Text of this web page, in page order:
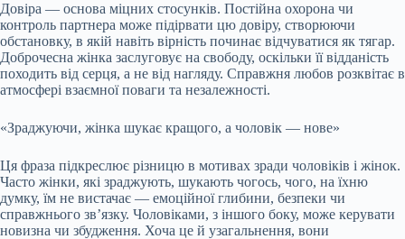
Довіра — основа міцних стосунків. Постійна охорона чи
контроль партнера може підірвати цю довіру, створюючи
обстановку, в якій навіть вірність починає відчуватися як тягар.
Доброчесна жінка заслуговує на свободу, оскільки її відданість
походить від серця, а не від нагляду. Справжня любов розквітає в
атмосфері взаємної поваги та незалежності.
«Зраджуючи, жінка шукає кращого, а чоловік — нове»
Ця фраза підкреслює різницю в мотивах зради чоловіків і жінок.
Часто жінки, які зраджують, шукають чогось, чого, на їхню
думку, їм не вистачає — емоційної глибини, безпеки чи
справжнього зв’язку. Чоловіками, з іншого боку, може керувати
новизна чи збудження. Хоча це й узагальнення, вони